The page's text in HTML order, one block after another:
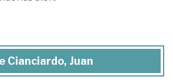
Cianciardo, Juan